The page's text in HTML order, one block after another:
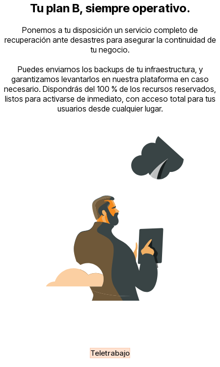
Tu plan B, siempre operativo.
Ponemos a tu disposición un servicio completo de
recuperación ante desastres para asegurar la continuidad de
tu negocio.
Puedes enviarnos los backups de tu infraestructura, y
garantizamos levantarlos en nuestra plataforma en caso
necesario. Dispondrás del 100 % de los recursos reservados,
listos para activarse de inmediato, con acceso total para tus
usuarios desde cualquier lugar.
Teletrabajo